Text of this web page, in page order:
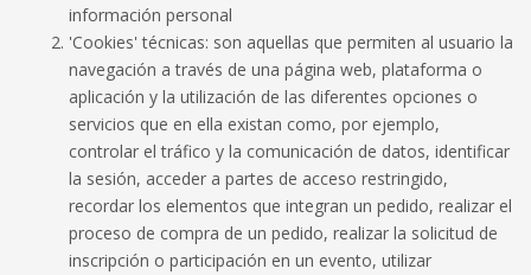
información personal
'Cookies' técnicas: son aquellas que permiten al usuario la
navegación a través de una página web, plataforma o
aplicación y la utilización de las diferentes opciones o
servicios que en ella existan como, por ejemplo,
controlar el tráfico y la comunicación de datos, identificar
la sesión, acceder a partes de acceso restringido,
recordar los elementos que integran un pedido, realizar el
proceso de compra de un pedido, realizar la solicitud de
inscripción o participación en un evento, utilizar